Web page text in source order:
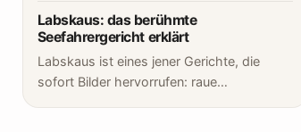
Labskaus: das berühmte
Seefahrergericht erklärt
Labskaus ist eines jener Gerichte, die
sofort Bilder hervorrufen: raue…